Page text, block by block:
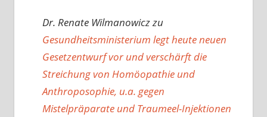
Dr. Renate Wilmanowiczzu
Gesundheitsministerium legt heute neuen
Gesetzentwurf vor und verschärft die
Streichung von Homöopathie und
Anthroposophie, u.a. gegen
Mistelpräparate und Traumeel-Injektionen